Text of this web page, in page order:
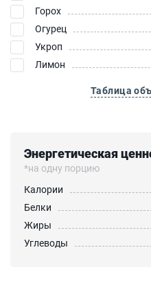
Горох
Огурец
Укроп
Лимон
Таблица
Энергетическая
*на одну порцию
Калории
Белки
Жиры
Углеводы